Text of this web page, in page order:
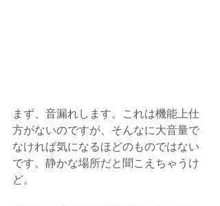
まず、音漏れします。これは機能上仕
方がないのですが、そんなに大音量で
なければ気になるほどのものではない
です。静かな場所だと聞こえちゃうけ
ど。